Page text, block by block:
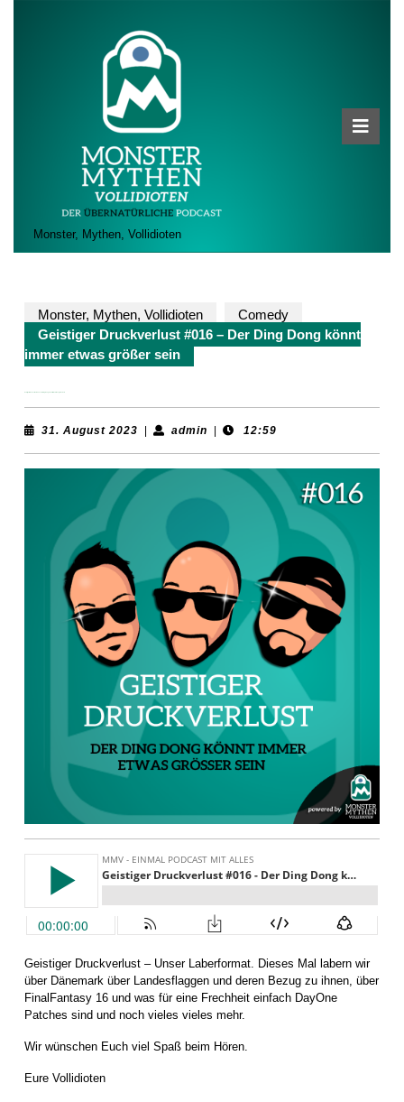
Monster, Mythen, Vollidioten
Monster, Mythen, Vollidioten
Comedy
Geistiger Druckverlust #016 – Der Ding Dong könnt
immer etwas größer sein
31. August 2023 31.
adminadmin 12:59
Geistiger Druckverlust – Unser Laberformat. Dieses Mal labern wir
über Dänemark über Landesflaggen und deren Bezug zu ihnen, über
FinalFantasy 16 und was für eine Frechheit einfach DayOne
Patches sind und noch vieles vieles mehr.
Wir wünschen Euch viel Spaß beim Hören.
Eure Vollidioten